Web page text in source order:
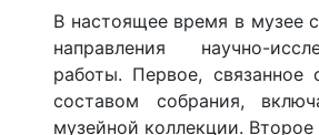
В настоящее время в музее
направления научно-
работы. Первое,
составом собрания,
музейной коллекции. Второе